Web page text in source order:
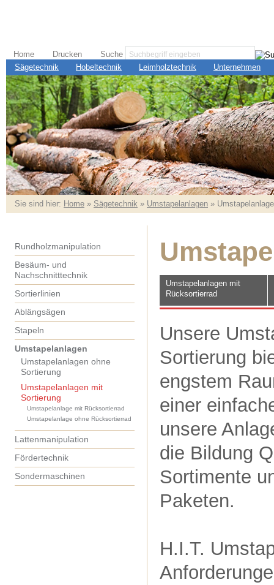
Home Drucken
Suche
Sägetechnik
Hobeltechnik Leimholztechnik Unternehmen
Sie sind hier: Home » Sägetechnik » Umstapelanlagen »
Rundholzmanipulation
Besäum- und
Nachschnitttechnik
Sortierlinien
Ablängsägen
Stapeln
Umstapelanlagen
Umstapelanlagen ohne
Sortierung
Umstapelanlagen mit
Sortierung
Umstapelanlage mit Rücksortierrad
Umstapelanlage ohne Rücksortierrad
Lattenmanipulation
Fördertechnik
Sondermaschinen
Umstapelanlagen mit
Rücksortierrad
Unsere
Sortierung
engstem
einer
unsere
die Bildung
Sortimente
Paketen.
H.I.T.